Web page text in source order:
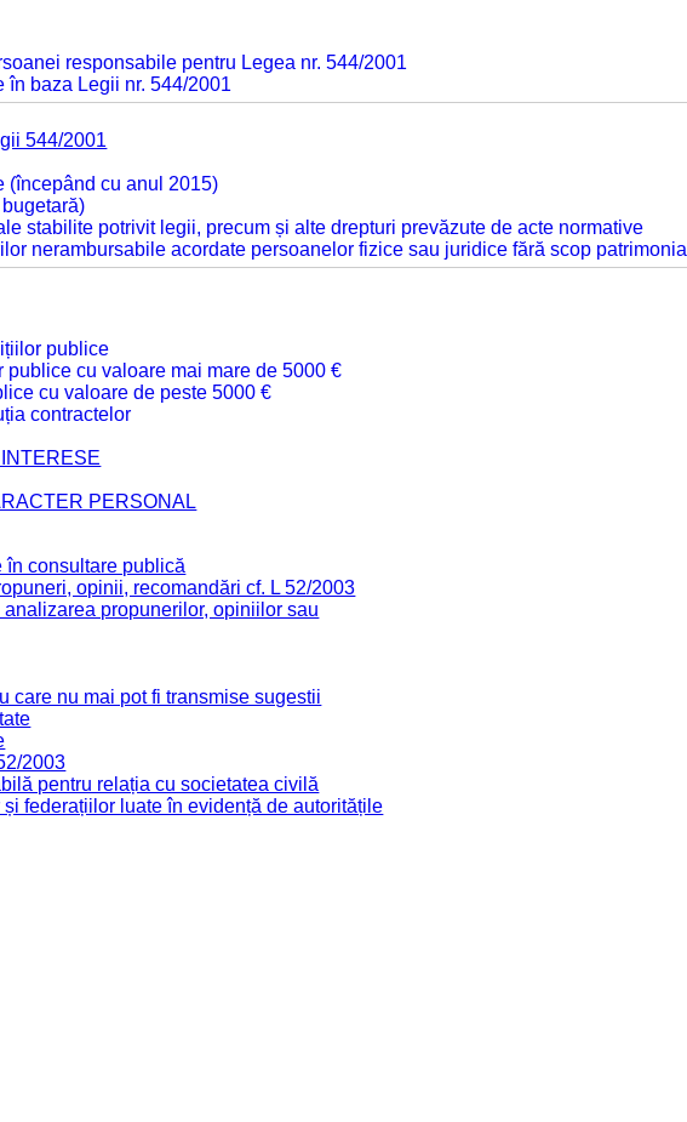
responsabile pentru Legea nr. 544/2001
în baza Legii nr. 544/2001
544/2001
(începând cu anul 2015)
stabilite potrivit legii, precum și alte drepturi prevăzute de acte normative
nerambursabile acordate persoanelor fizice sau juridice fără scop patrimonial
publice
cu valoare mai mare de 5000 €
cu valoare de peste 5000 €
contractelor
PERSONAL
în consultare publică
opinii, recomandări cf. L 52/2003
propunerilor, opiniilor sau
care nu mai pot fi transmise sugestii
2003
pentru relația cu societatea civilă
federațiilor luate în evidență de autoritățile